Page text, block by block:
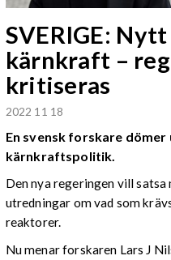
SVERIGE:
kärnkraft –
kritiseras
2022 11 18
En svensk forskare dömer
kärnkraftspolitik.
Den nya regeringen vill
utredningar om vad som
reaktorer.
Nu menar forskaren Lars J